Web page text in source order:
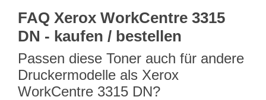
FAQ Xerox WorkCentre 3315
DN - kaufen / bestellen
Passen diese Toner auch für andere
Druckermodelle als Xerox
WorkCentre 3315 DN?